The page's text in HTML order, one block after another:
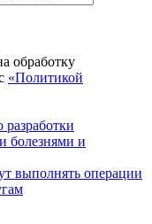
обработку
«Политикой
болезнями и
выполнять операции